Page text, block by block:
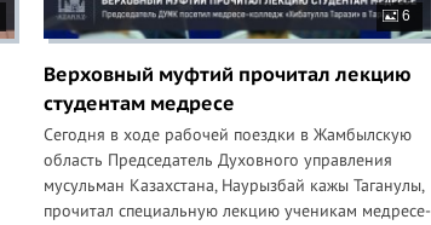
6
Верховный муфтий прочитал лекцию
студентам медресе
Сегодня в ходе рабочей поездки в Жамбылскую
область Председатель Духовного управления
мусульман Казахстана, Наурызбай кажы Таганулы,
прочитал специальную лекцию ученикам медресе-